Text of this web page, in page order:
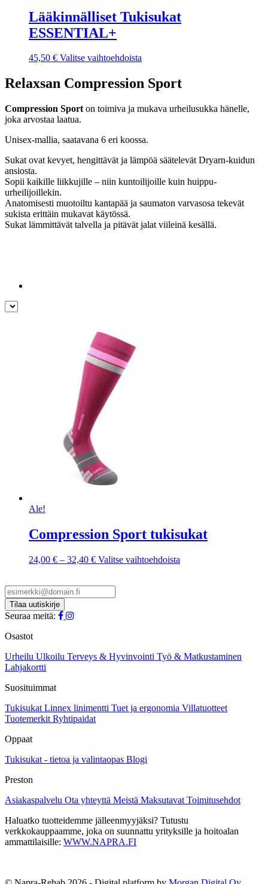
Lääkinnälliset Tukisukat
ESSENTIAL+
45,50 € Valitse vaihtoehdoista
on
useampi
Voit
tuotteen
sivulla.
Relaxsan Compression Sport
Compression Sport on toimiva ja mukava urheilusukka hänelle,
joka arvostaa laatua.
Unisex-mallia, saatavana 6 eri koossa.
Sukat ovat kevyet, hengittävät ja lämpöä säätelevät Dryarn-kuidun
ansiosta.
Sopii kaikille liikkujille – niin kuntoilijoille kuin huippu-
urheilijoillekin.
Anatomisesti muotoiltu kantapää ja saumaton varvasosa tekevät
sukista erittäin mukavat käytössä.
Sukat lämmittävät talvella ja pitävät jalat viileinä kesällä.
Ale!
Compression Sport tukisukat
24,00 € – 32,40 €Hintaluokka:
Valitse vaihtoehdoista
sivulla.
Seuraa meitä:
Osastot
Urheilu Ulkoilu Terveys & Hyvinvointi Työ & Matkustaminen
Lahjakortti
Suosituimmat
Tukisukat Linnex linimentti Tuet ja ergonomia Villatuotteet
Tuotemerkit Ryhtipaidat
Oppaat
Tukisukat - tietoa ja valintaopas Blogi
Preston
Asiakaspalvelu Ota yhteyttä Meistä Maksutavat Toimitusehdot
Haluatko tuotteidemme jälleenmyyjäksi? Tutustu
verkkokauppaamme, joka on suunnattu yrityksille ja hoitoalan
ammattilaisille: WWW.NAPRA.FI